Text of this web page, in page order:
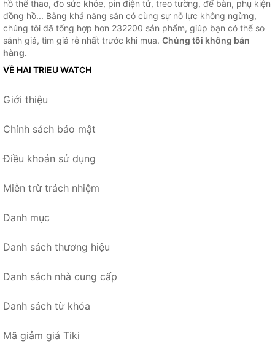
hồ thể thao, đo sức khỏe, pin điện tử, treo tường, để bàn, phụ kiện
đồng hồ... Bằng khả năng sẵn có cùng sự nỗ lực không ngừng,
chúng tôi đã tổng hợp hơn 232200 sản phẩm, giúp bạn có thể so
sánh giá, tìm giá rẻ nhất trước khi mua. Chúng tôi không bán
hàng.
VỀ HAI TRIEU WATCH
Giới thiệu
Chính sách bảo mật
Điều khoản sử dụng
Miễn trừ trách nhiệm
Danh mục
Danh sách thương hiệu
Danh sách nhà cung cấp
Danh sách từ khóa
Mã giảm giá Tiki